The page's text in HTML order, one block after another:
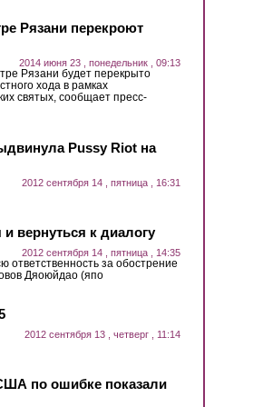
Рязани перекроют
2014 июня 23 , понедельник , 09:13
Рязани будет перекрыто
хода в рамках
святых, сообщает пресс-
Pussy Riot на
2012 сентября 14 , пятница , 16:31
вернуться к диалогу
2012 сентября 14 , пятница , 14:35
ответственность за обострение
Дяоюйдао (япо
2012 сентября 13 , четверг , 11:14
по ошибке показали